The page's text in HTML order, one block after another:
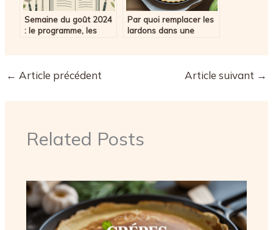
Semaine du goût 2024
: le programme, les
Par quoi remplacer les
lardons dans une
← Article précédent Article suivant →
Related Posts